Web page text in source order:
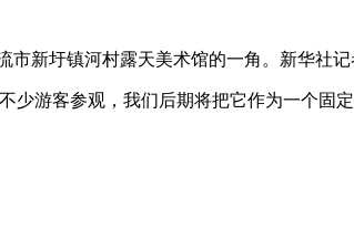
新圩镇河村露天美术馆的一角。新华社记
游客参观，我们后期将把它作为一个固